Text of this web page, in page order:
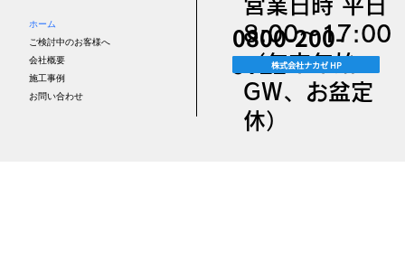
ホーム
ご検討中のお客様へ
会社概要
施工事例
お問い合わせ
営業日時 平日
8:00～17:00
（年末年始、
GW、お盆定
休）
0800-200-
9722株式会社ナカゼ HP